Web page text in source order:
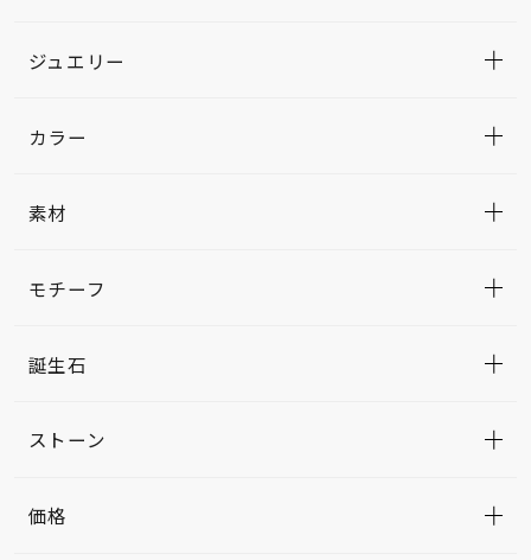
ジュエリー
カラー
素材
モチーフ
誕生石
ストーン
価格